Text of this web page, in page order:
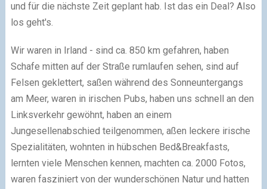
und für die nächste Zeit geplant hab. Ist das ein Deal? Also
los geht's.
Wir waren in Irland - sind ca. 850 km gefahren, haben
Schafe mitten auf der Straße rumlaufen sehen, sind auf
Felsen geklettert, saßen während des Sonneuntergangs
am Meer, waren in irischen Pubs, haben uns schnell an den
Linksverkehr gewöhnt, haben an einem
Jungesellenabschied teilgenommen, aßen leckere irische
Spezialitäten, wohnten in hübschen Bed&Breakfasts,
lernten viele Menschen kennen, machten ca. 2000 Fotos,
waren fasziniert von der wunderschönen Natur und hatten